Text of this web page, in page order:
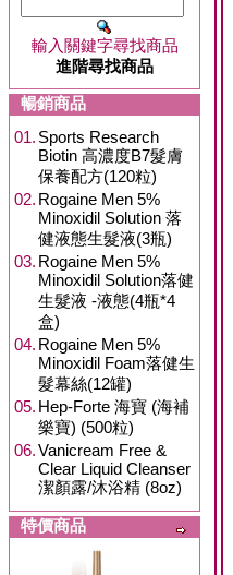
輸入關鍵字尋找商品
進階尋找商品
暢銷商品
01. Sports Research
Biotin 高濃度B7髮膚
保養配方(120粒)
02. Rogaine Men 5%
Minoxidil Solution 落
健液態生髮液(3瓶)
03. Rogaine Men 5%
Minoxidil Solution落健
生髮液 -液態(4瓶*4
盒)
04. Rogaine Men 5%
Minoxidil Foam落健生
髮幕絲(12罐)
05. Hep-Forte 海寶 (海補
樂寶) (500粒)
06.Vanicream Free &
Clear Liquid Cleanser
潔顏露/沐浴精 (8oz)
特價商品